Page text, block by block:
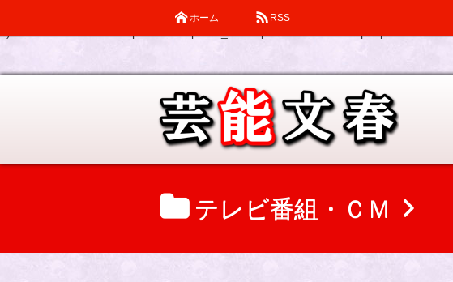
: Declaration of description_walker::start_el(&$output, $item, $depth, $args)
ホーム RSS
テレビ番組・ＣＭ